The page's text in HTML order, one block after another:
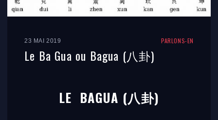
23 MAI 2019 PARLONS-EN
Le Ba Gua ou Bagua (八卦)
LE BAGUA (八卦)